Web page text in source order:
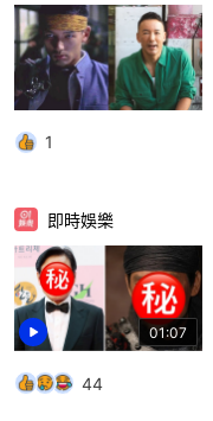
1
01:07
即時娛樂
44